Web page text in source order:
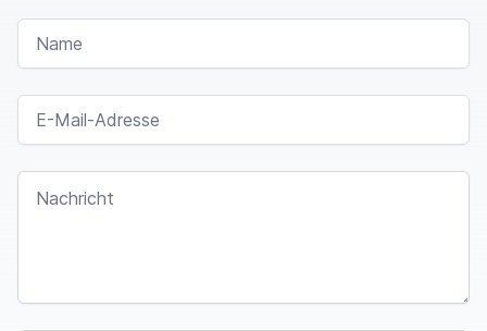
NAME
E-MAIL-ADRESSE
NACHRICHT